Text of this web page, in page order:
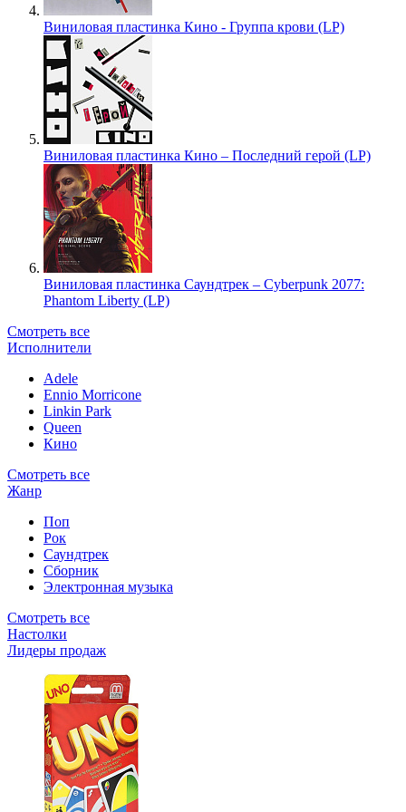
Виниловая пластинка Кино - Группа крови (LP)
Виниловая пластинка Кино – Последний герой (LP)
Виниловая пластинка Саундтрек – Cyberpunk 2077:
Phantom Liberty (LP)
Смотреть все
Исполнители
Adele
Ennio Morricone
Linkin Park
Queen
Кино
Смотреть все
Жанр
Поп
Рок
Саундтрек
Сборник
Электронная музыка
Смотреть все
Настолки
Лидеры продаж